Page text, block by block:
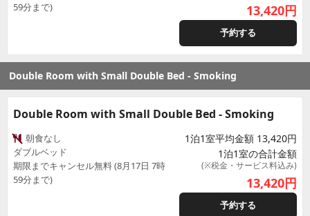
59分まで)
13,420円
予約する
Double Room with Small Double Bed - Smoking
Double Room with Small Double Bed - Smoking
朝食なし
ダブルベッド
期限までキャンセル無料 (8月17日 7時
59分まで)
1泊1室平均金額 13,420円
1泊1室の合計金額
(※税金・サービス料込み)
13,420円
予約する